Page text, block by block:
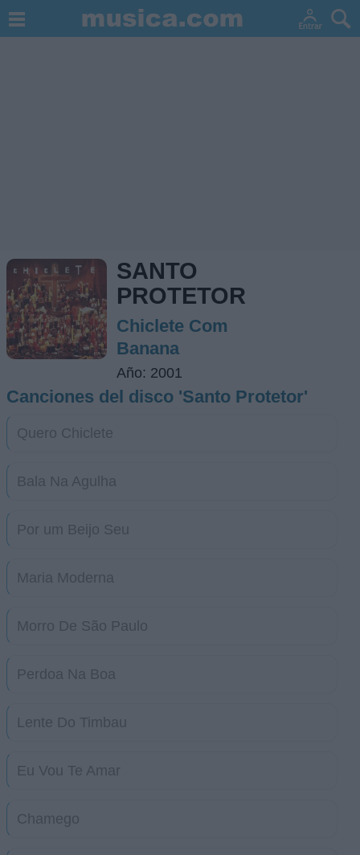
SANTO
PROTETOR
Chiclete Com
Banana
Año: 2001
Canciones del disco 'Santo Protetor'
Quero Chiclete
Bala Na Agulha
Por um Beijo Seu
Maria Moderna
Morro De São Paulo
Perdoa Na Boa
Lente Do Timbau
Eu Vou Te Amar
Chamego